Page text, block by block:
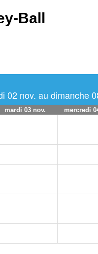
Ball
02 nov. au dimanche
mardi 03 nov. mercredi